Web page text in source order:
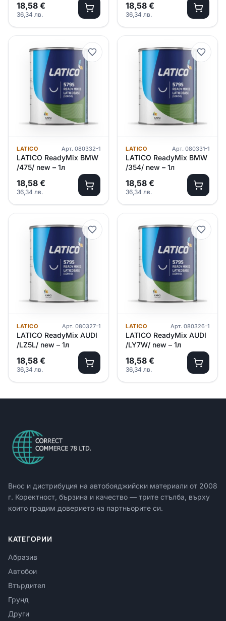
18,58 €
36,34 лв.
18,58 €
36,34 лв.
LATICO Арт. 080332-1
LATICO ReadyMix BMW
/475/ new – 1л
18,58 €
36,34 лв.
LATICO Арт. 080331-1
LATICO ReadyMix BMW
/354/ new – 1л
18,58 €
36,34 лв.
LATICO Арт. 080327-1
LATICO ReadyMix AUDI
/LZ5L/ new – 1л
18,58 €
36,34 лв.
LATICO Арт. 080326-1
LATICO ReadyMix AUDI
/LY7W/ new – 1л
18,58 €
36,34 лв.
Внос и дистрибуция на автобояджийски материали от 2008
г. Коректност, бързина и качество — трите стълба, върху
които градим доверието на партньорите си.
КАТЕГОРИИ
Абразив
Автобои
Втърдител
Грунд
Други